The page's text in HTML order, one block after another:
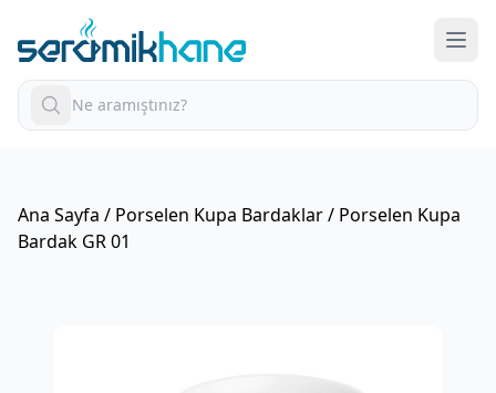
Ana Sayfa / Porselen Kupa Bardaklar/ Porselen Kupa
Bardak GR 01